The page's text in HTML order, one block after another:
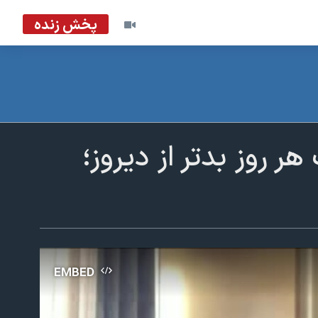
پخش زنده
روز بدتر از دیروز؛
EMBED